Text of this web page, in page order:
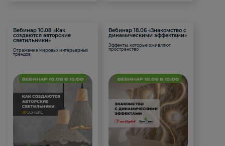
Вебинар 10.08 «Как
создаются авторские
светильники»
Отражение мировых интерьерных
трендов
Вебинар 18.06 «Знакомство с
динамическими эффектами»
Эффекты, которые оживляют
пространство